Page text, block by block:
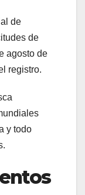
de
de
agosto de
registro.
y todo